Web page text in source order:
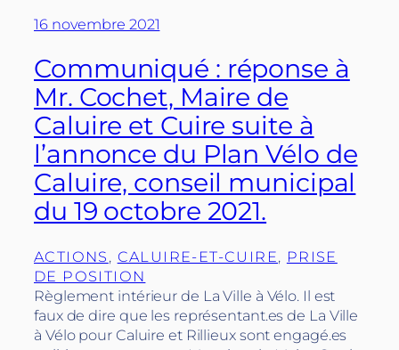
16 novembre 2021
Communiqué : réponse à
Mr. Cochet, Maire de
Caluire et Cuire suite à
l’annonce du Plan Vélo de
Caluire, conseil municipal
du 19 octobre 2021.
ACTIONS , CALUIRE-ET-CUIRE, PRISE
DE POSITION
Règlement intérieur de La Ville à Vélo. Il est
faux de dire que les représentant.es de La Ville
à Vélo pour Caluire et Rillieux sont engagé.es